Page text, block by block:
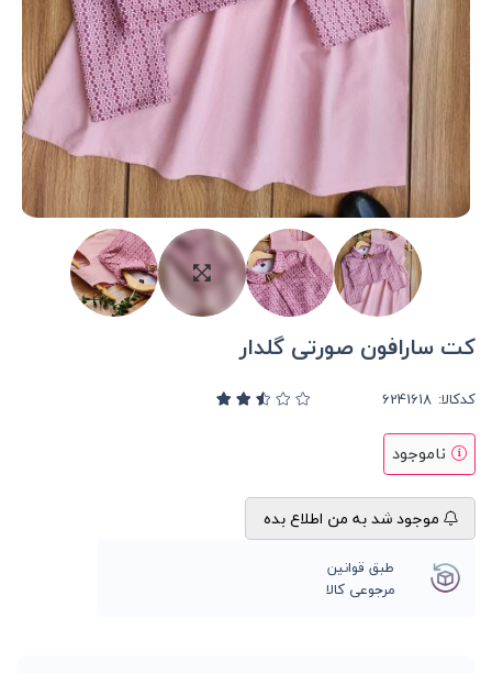
کت سارافون صورتی گلدار
کدکالا:
ناموجود
موجود شد به من اطلاع بده
طبق قوانین
مرجوعی کالا